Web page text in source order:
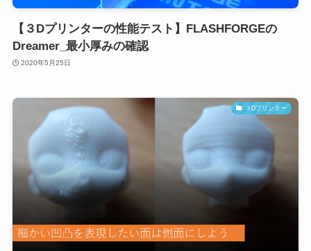
【３Dプリンターの性能テスト】FLASHFORGEの
Dreamer_最小厚みの確認
2020年5月25日
３Dプリンター